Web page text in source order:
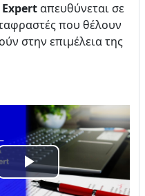
Expertαπευθύνεται σε
που θέλουν
στην επιμέλεια της